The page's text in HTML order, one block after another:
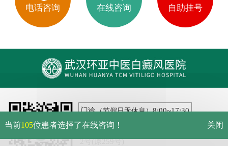
电话咨询 在线咨询 自助挂号
门诊（节假日无休息）8:00~17:30
医院地址: 武汉市硚口区解放大道479号2层
2号(原259号)
当前105位患者选择了在线咨询！ 关闭
您是有皮肤白斑问题吗？